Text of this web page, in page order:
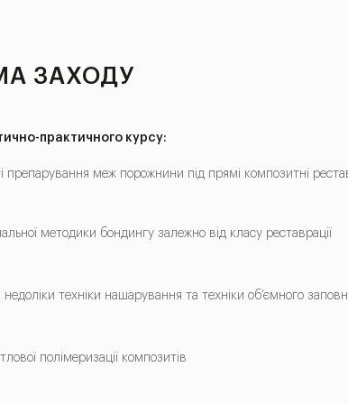
ЗАХОДУ
практичного курсу:
препарування меж порожнини під прямі композитні
методики бондингу залежно від класу реставрації
недоліки техніки нашарування та техніки об'ємного
полімеризації композитів